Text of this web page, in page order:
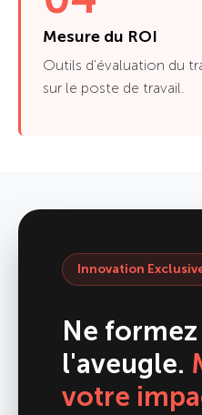
Mesure du ROI
Outils d'évaluation du
sur le poste de travail.
Innovation
Ne formez
l'aveugle.
votre